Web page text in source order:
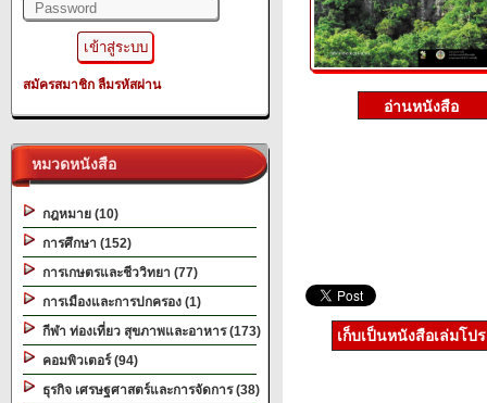
สมัครสมาชิก ลืมรหัสผ่าน
หมวดหนังสือ
กฎหมาย (10)
การศึกษา (152)
การเกษตรและชีววิทยา (77)
การเมืองและการปกครอง (1)
กีฬา ท่องเที่ยว สุขภาพและอาหาร (173)
คอมพิวเตอร์ (94)
ธุรกิจ เศรษฐศาสตร์และการจัดการ (38)
เก็บเป็นหนังสือเล่มโป